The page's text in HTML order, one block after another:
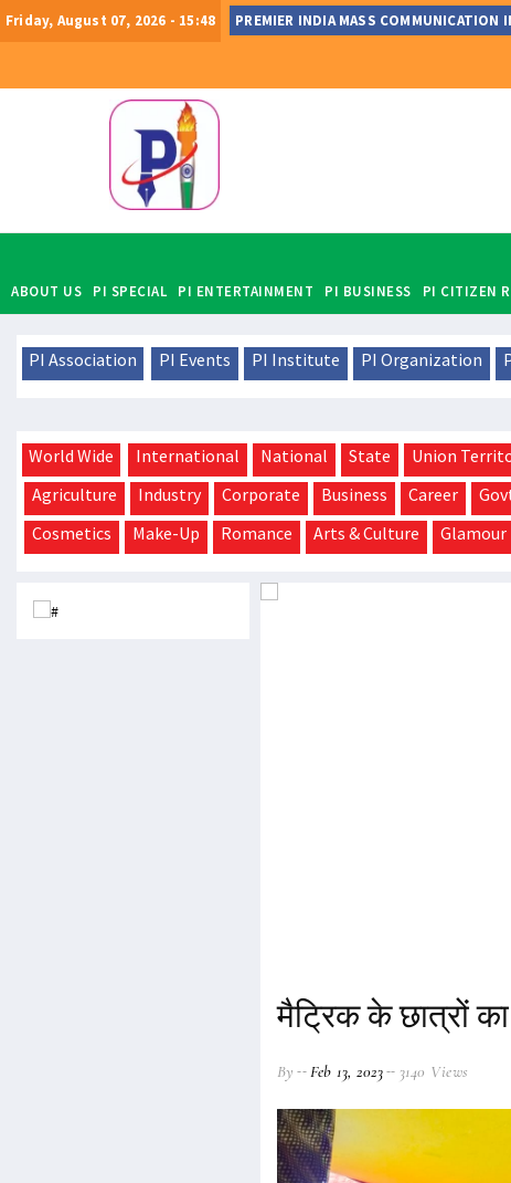
Friday, August 07, 2026 - 15:48 PREMIER INDIA MASS COMMUNICATION
ABOUT US PI SPECIAL PI ENTERTAINMENT PI BUSINESS PI CITIZEN
PI Association PI Events PI Institute PI Organization
World Wide International National State Union
Agriculture
Industry Corporate Business Career
Cosmetics
Make-Up Romance Arts & Culture Glamour
मैट्रिक के छात्रों का
By Feb 13, 2023 3140 Views